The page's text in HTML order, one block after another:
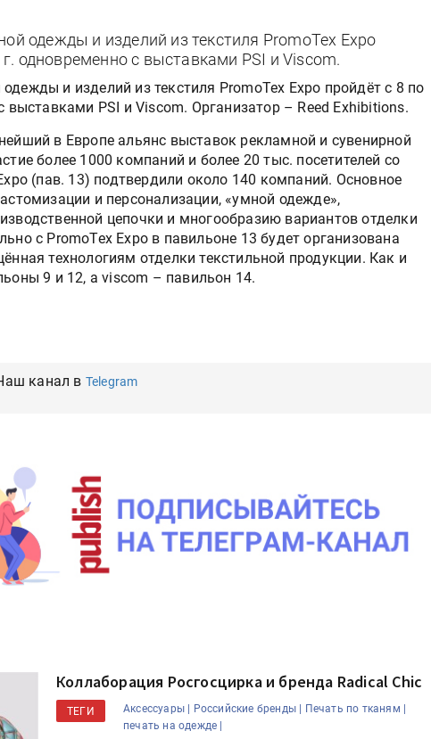
одежды и изделий из текстиля PromoTex Expo
одновременно с выставками PSI и Viscom.
и изделий из текстиля PromoTex Expo пройдёт с 8 по
выставками PSI и Viscom. Организатор – Reed Exhibitions.
в Европе альянс выставок рекламной и сувенирной
более 1000 компаний и более 20 тыс. посетителей со
(пав. 13) подтвердили около 140 компаний. Основное
и персонализации, «умной одежде»,
цепочки и многообразию вариантов отделки
с PromoTex Expo в павильоне 13 будет организована
технологиям отделки текстильной продукции. Как и
9 и 12, а viscom – павильон 14.
канал в Telegram
Коллаборация Росгосцирка и бренда Radical Chic
ТЕГИ Аксессуары | Российские бренды |
Печать по тканям |
печать на одежде |